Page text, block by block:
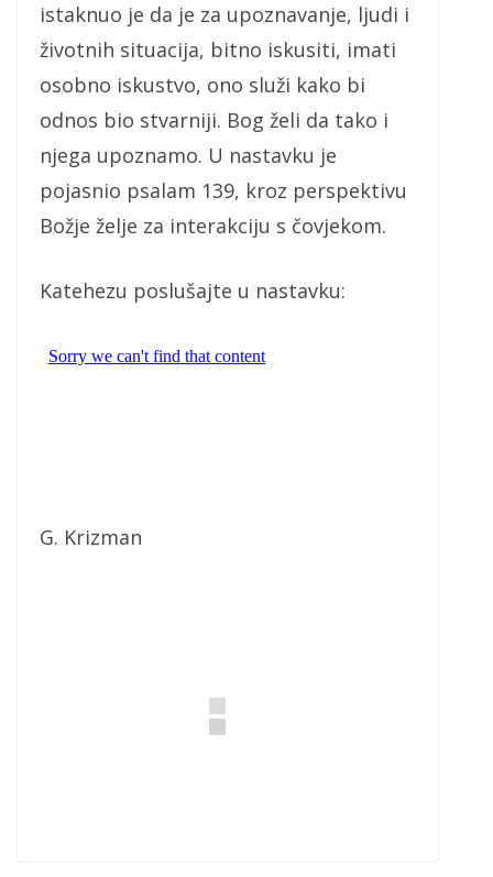
istaknuo je da je za upoznavanje, ljudi i
životnih situacija, bitno iskusiti, imati
osobno iskustvo, ono služi kako bi
odnos bio stvarniji. Bog želi da tako i
njega upoznamo. U nastavku je
pojasnio psalam 139, kroz perspektivu
Božje želje za interakciju s čovjekom.
Katehezu poslušajte u nastavku:
G. Krizman